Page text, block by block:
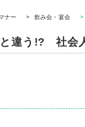
ナー > 飲み会・宴会 >
違う!? 社会